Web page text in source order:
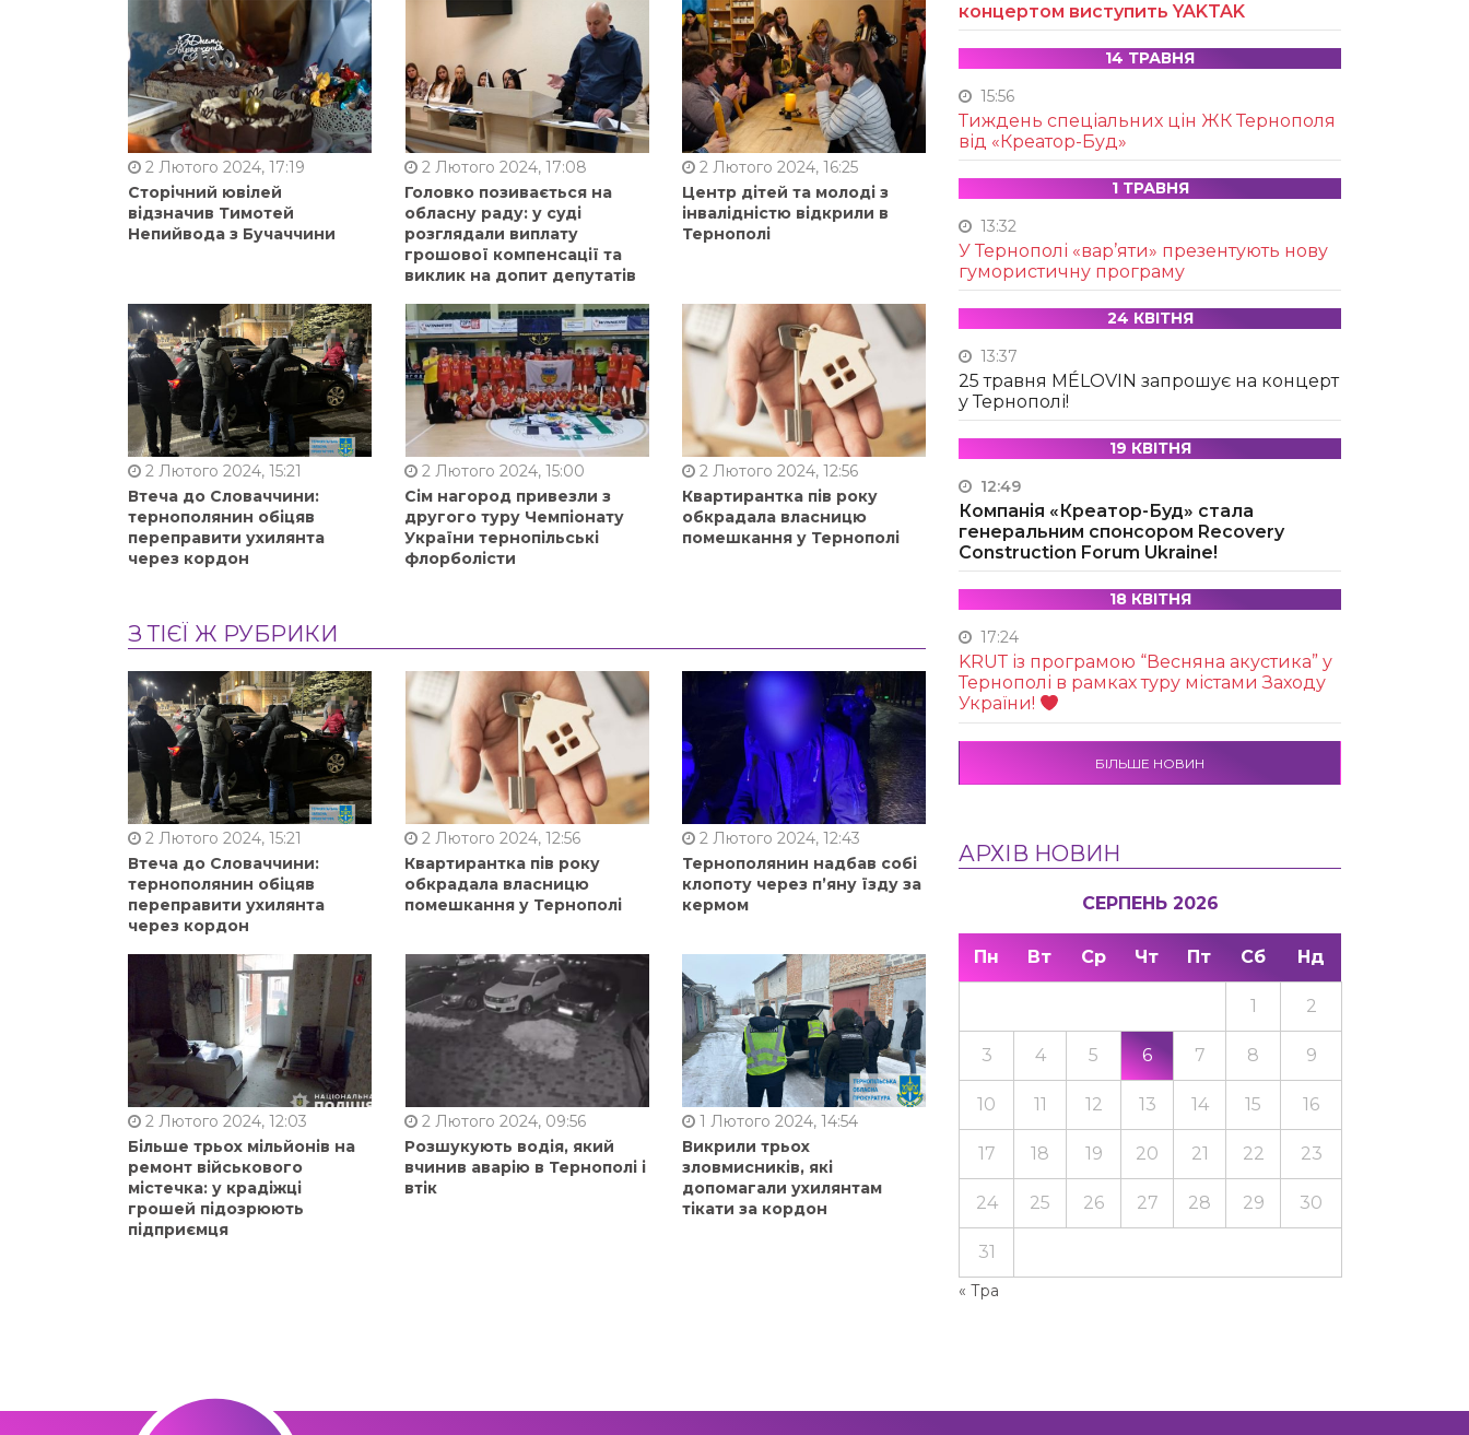
2 Лютого 2024, 17:19
Сторічний ювілей
відзначив Тимотей
Непийвода з Бучаччини
2 Лютого 2024, 17:08
Головко позивається на
обласну раду: у суді
розглядали виплату
грошової компенсації та
виклик на допит депутатів
2 Лютого 2024, 16:25
Центр дітей та молоді з
інвалідністю відкрили в
Тернополі
2 Лютого 2024, 15:21
Втеча до Словаччини:
тернополянин обіцяв
переправити ухилянта
через кордон
2 Лютого 2024, 15:00
Сім нагород привезли з
другого туру Чемпіонату
України тернопільські
флорболісти
2 Лютого 2024, 12:56
Квартирантка пів року
обкрадала власницю
помешкання у Тернополі
З ТІЄЇ Ж РУБРИКИ
2 Лютого 2024, 15:21
Втеча до Словаччини:
тернополянин обіцяв
переправити ухилянта
через кордон
2 Лютого 2024, 12:56
Квартирантка пів року
обкрадала власницю
помешкання у Тернополі
2 Лютого 2024, 12:43
Тернополянин надбав собі
клопоту через п’яну їзду за
кермом
2 Лютого 2024, 12:03
Більше трьох мільйонів на
ремонт військового
містечка: у крадіжці
грошей підозрюють
підприємця
2 Лютого 2024, 09:56
Розшукують водія, який
вчинив аварію в Тернополі і
втік
1 Лютого 2024, 14:54
Викрили трьох
зловмисників, які
допомагали ухилянтам
тікати за кордон
концертом виступить YAKTAK
14 ТРАВНЯ
15:56
Тиждень спеціальних цін ЖК Тернополя
від «Креатор-Буд»
1 ТРАВНЯ
13:32
У Тернополі «вар’яти» презентують нову
гумористичну програму
24 КВІТНЯ
13:37
25 травня MÉLOVIN запрошує на концерт
у Тернополі!
19 КВІТНЯ
12:49
Компанія «Креатор-Буд» стала
генеральним спонсором Recovery
Construction Forum Ukraine!
18 КВІТНЯ
17:24
KRUТ із програмою “Весняна акустика” у
Тернополі в рамках туру містами Заходу
України!
БІЛЬШЕ НОВИН
АРХІВ НОВИН
СЕРПЕНЬ 2026
Пн Вт Ср Чт Пт Сб Нд
« Тра
1 2
3 4 5 6 7 8 9
10 11 12 13 14 15 16
17 18 19 20 21 22 23
24 25 26 27 28 29 30
31